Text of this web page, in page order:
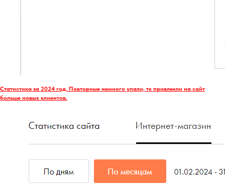
Статистика за 2024 год. Повторные немного упали, тк привлекли на сайт
больше новых клиентов.